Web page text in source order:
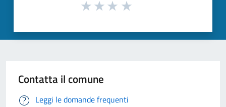
Contatta il comune
Leggi le domande frequenti